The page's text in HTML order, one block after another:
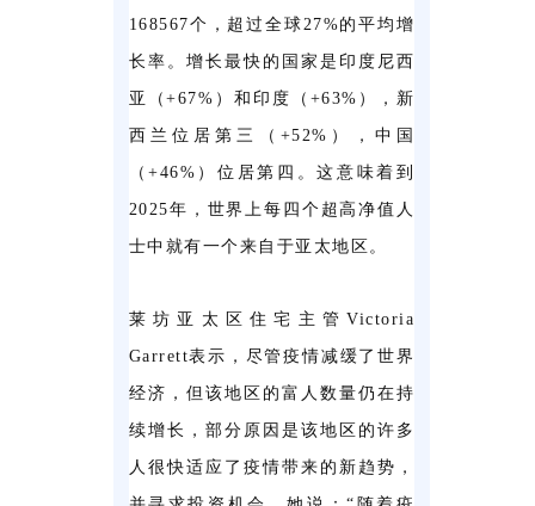
168567个，超过全球27%的平均增
长率。增长最快的国家是印度尼西
亚（+67%）和印度（+63%），新
西兰位居第三（+52%），中国
（+46%）位居第四。这意味着到
2025年，世界上每四个超高净值人
士中就有一个来自于亚太地区。
莱坊亚太区住宅主管Victoria
Garrett表示，尽管疫情减缓了世界
经济，但该地区的富人数量仍在持
续增长，部分原因是该地区的许多
人很快适应了疫情带来的新趋势，